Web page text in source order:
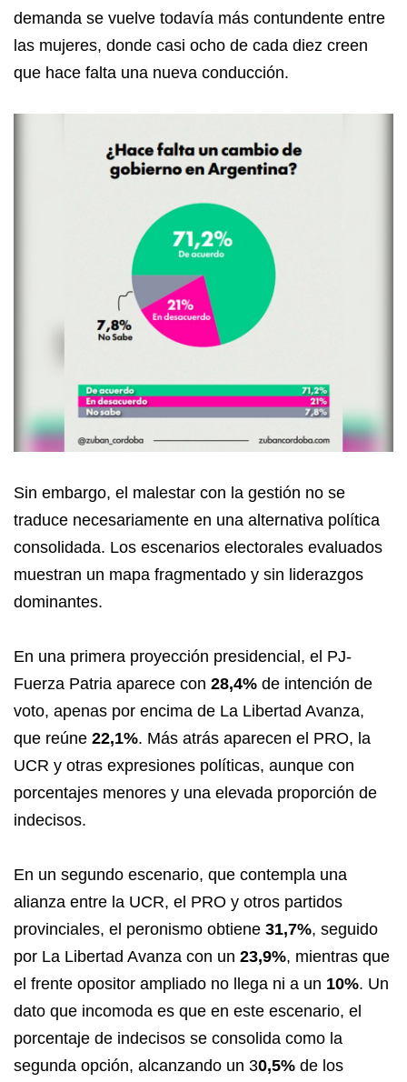
demanda se vuelve todavía más contundente entre
las mujeres, donde casi ocho de cada diez creen
que hace falta una nueva conducción.
Sin embargo, el malestar con la gestión no se
traduce necesariamente en una alternativa política
consolidada. Los escenarios electorales evaluados
muestran un mapa fragmentado y sin liderazgos
dominantes.
En una primera proyección presidencial, el PJ-
Fuerza Patria aparece con 28,4% de intención de
voto, apenas por encima de La Libertad Avanza,
que reúne 22,1%. Más atrás aparecen el PRO, la
UCR y otras expresiones políticas, aunque con
porcentajes menores y una elevada proporción de
indecisos.
En un segundo escenario, que contempla una
alianza entre la UCR, el PRO y otros partidos
provinciales, el peronismo obtiene 31,7%, seguido
por La Libertad Avanza con un 23,9%, mientras que
el frente opositor ampliado no llega ni a un 10%. Un
dato que incomoda es que en este escenario, el
porcentaje de indecisos se consolida como la
segunda opción, alcanzando un 30,5% de los